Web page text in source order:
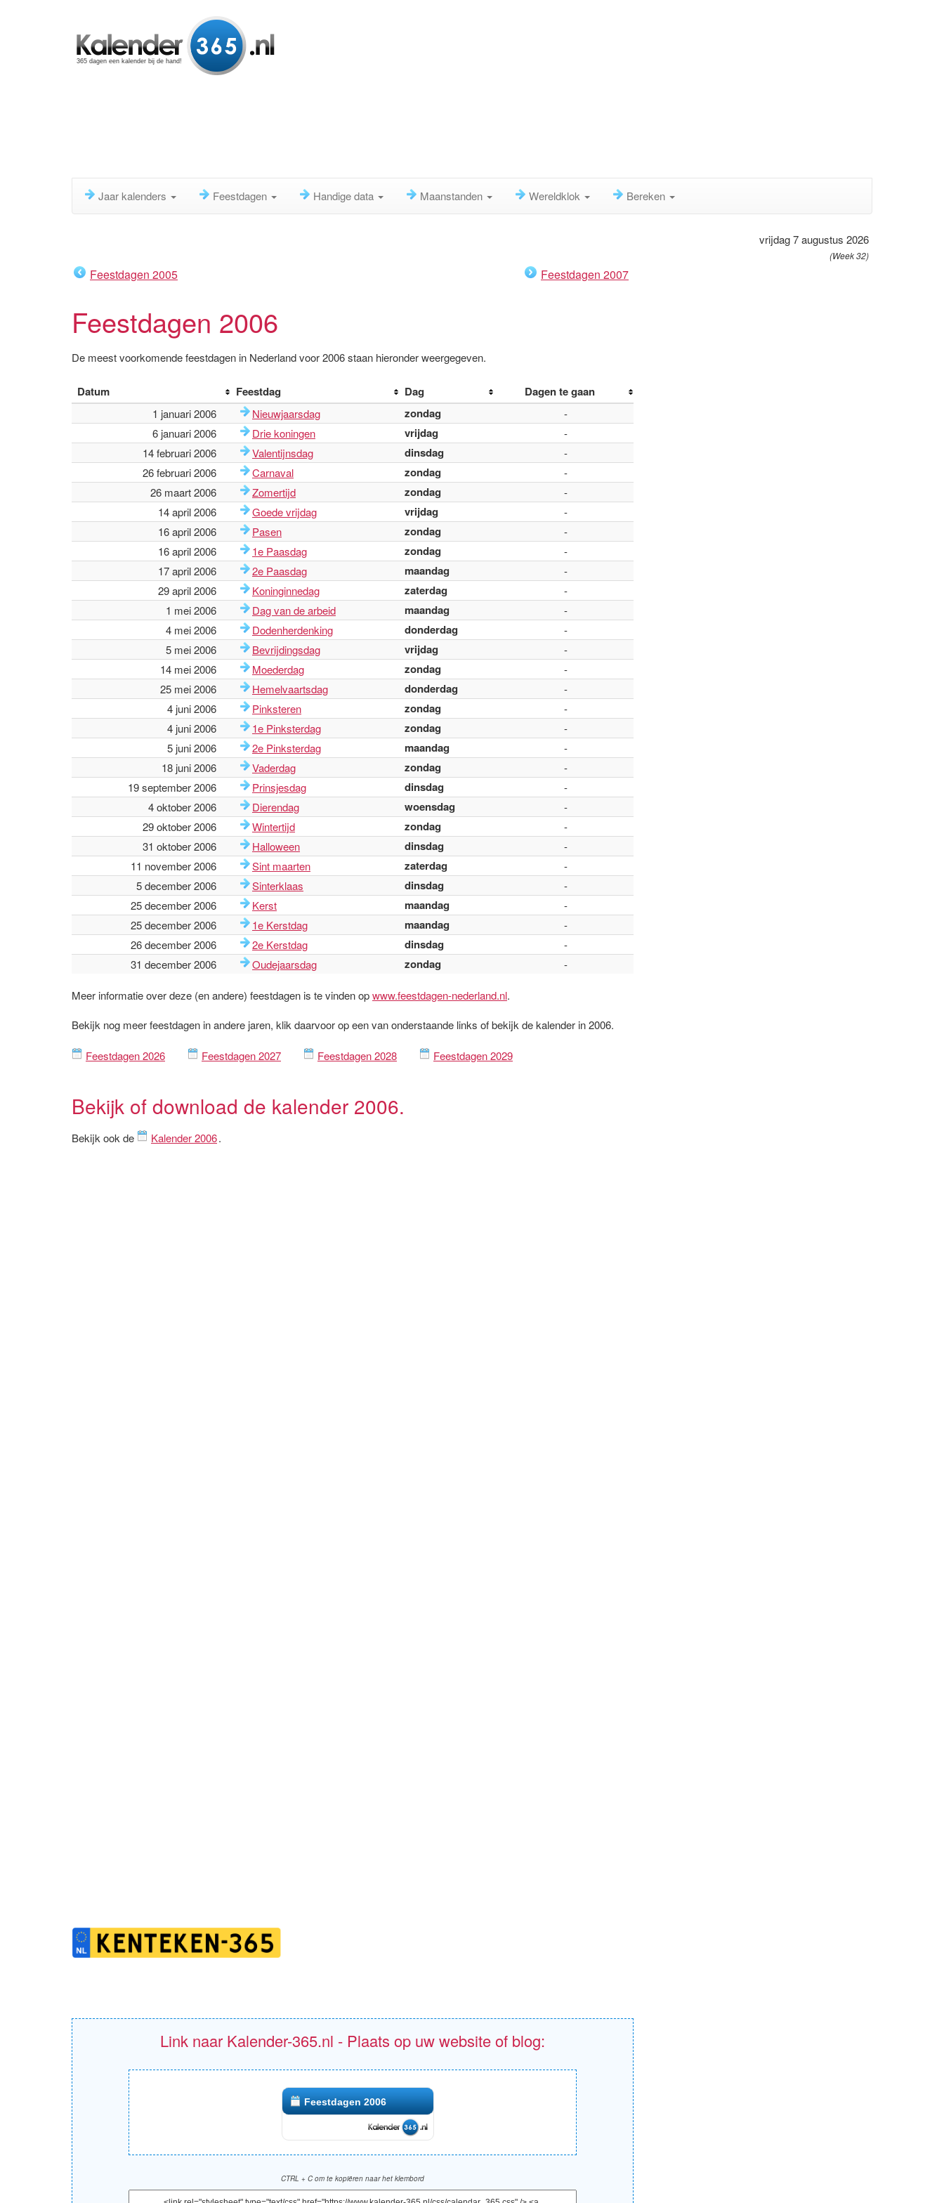
365 dagen een kalender bij de hand!
Jaar kalenders Feestdagen Handige data Maanstanden Wereldklok Bereken
vrijdag 7 augustus 2026
(Week 32)
Feestdagen 2005 Feestdagen 2007
Feestdagen 2006
De meest voorkomende feestdagen in Nederland voor 2006 staan hieronder weergegeven.
Datum Feestdag Dag Dagen te gaan
1 januari 2006 Nieuwjaarsdag zondag
-
6 januari 2006
Drie koningen vrijdag
-
14 februari 2006
Valentijnsdag dinsdag
-
26 februari 2006
Carnaval zondag
-
26 maart 2006
Zomertijd zondag
-
14 april 2006
Goede vrijdag vrijdag
-
16 april 2006
Pasen zondag
-
16 april 2006
1e Paasdag zondag
-
17 april 2006
2e Paasdag maandag
-
29 april 2006
Koninginnedag zaterdag
-
1 mei 2006
Dag van de arbeid maandag
-
4 mei 2006
Dodenherdenking donderdag
-
5 mei 2006
Bevrijdingsdag vrijdag
-
14 mei 2006
Moederdag zondag
-
25 mei 2006
Hemelvaartsdag donderdag
-
4 juni 2006
Pinksteren zondag
-
4 juni 2006
1e Pinksterdag zondag
-
5 juni 2006
2e Pinksterdag maandag
-
18 juni 2006
Vaderdag zondag
-
19 september 2006
Prinsjesdag dinsdag
-
4 oktober 2006
Dierendag woensdag
-
29 oktober 2006
Wintertijd zondag
-
31 oktober 2006
Halloween dinsdag
-
11 november 2006
Sint maarten zaterdag
-
5 december 2006
Sinterklaas dinsdag
-
25 december 2006
Kerst maandag
-
25 december 2006
1e Kerstdag maandag
-
26 december 2006
2e Kerstdag dinsdag
-
31 december 2006
Oudejaarsdag zondag -
Meer informatie over deze (en andere) feestdagen is te vinden opwww.feestdagen-nederland.nl.
Bekijk nog meer feestdagen in andere jaren, klik daarvoor op een van onderstaande links of bekijk de kalender in 2006.
Feestdagen 2026 Feestdagen 2027 Feestdagen 2028 Feestdagen 2029
Bekijk of download de kalender 2006.
Bekijk ook de Kalender 2006.
Link naar Kalender-365.nl - Plaats op uw website of blog:
Feestdagen 2006
CTRL + C om te kopiëren naar het klembord